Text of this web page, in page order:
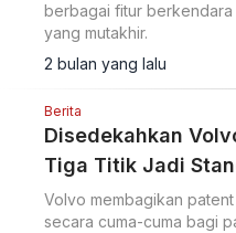
berbagai fitur berkendara
yang mutakhir.
2 bulan yang lalu
Berita
Disedekahkan
Tiga Titik Jadi
Volvo membagikan
secara cuma-cuma bagi